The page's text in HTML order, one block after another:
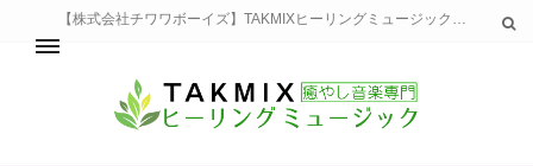
【株式会社チワワボーイズ】TAKMIXヒーリングミュージックへようこそ。TAKMIXヒーリングミュージックは貴方に特別な癒やしの時間をご提供致します。